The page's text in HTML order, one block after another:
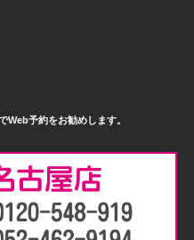
予約をお勧めします。